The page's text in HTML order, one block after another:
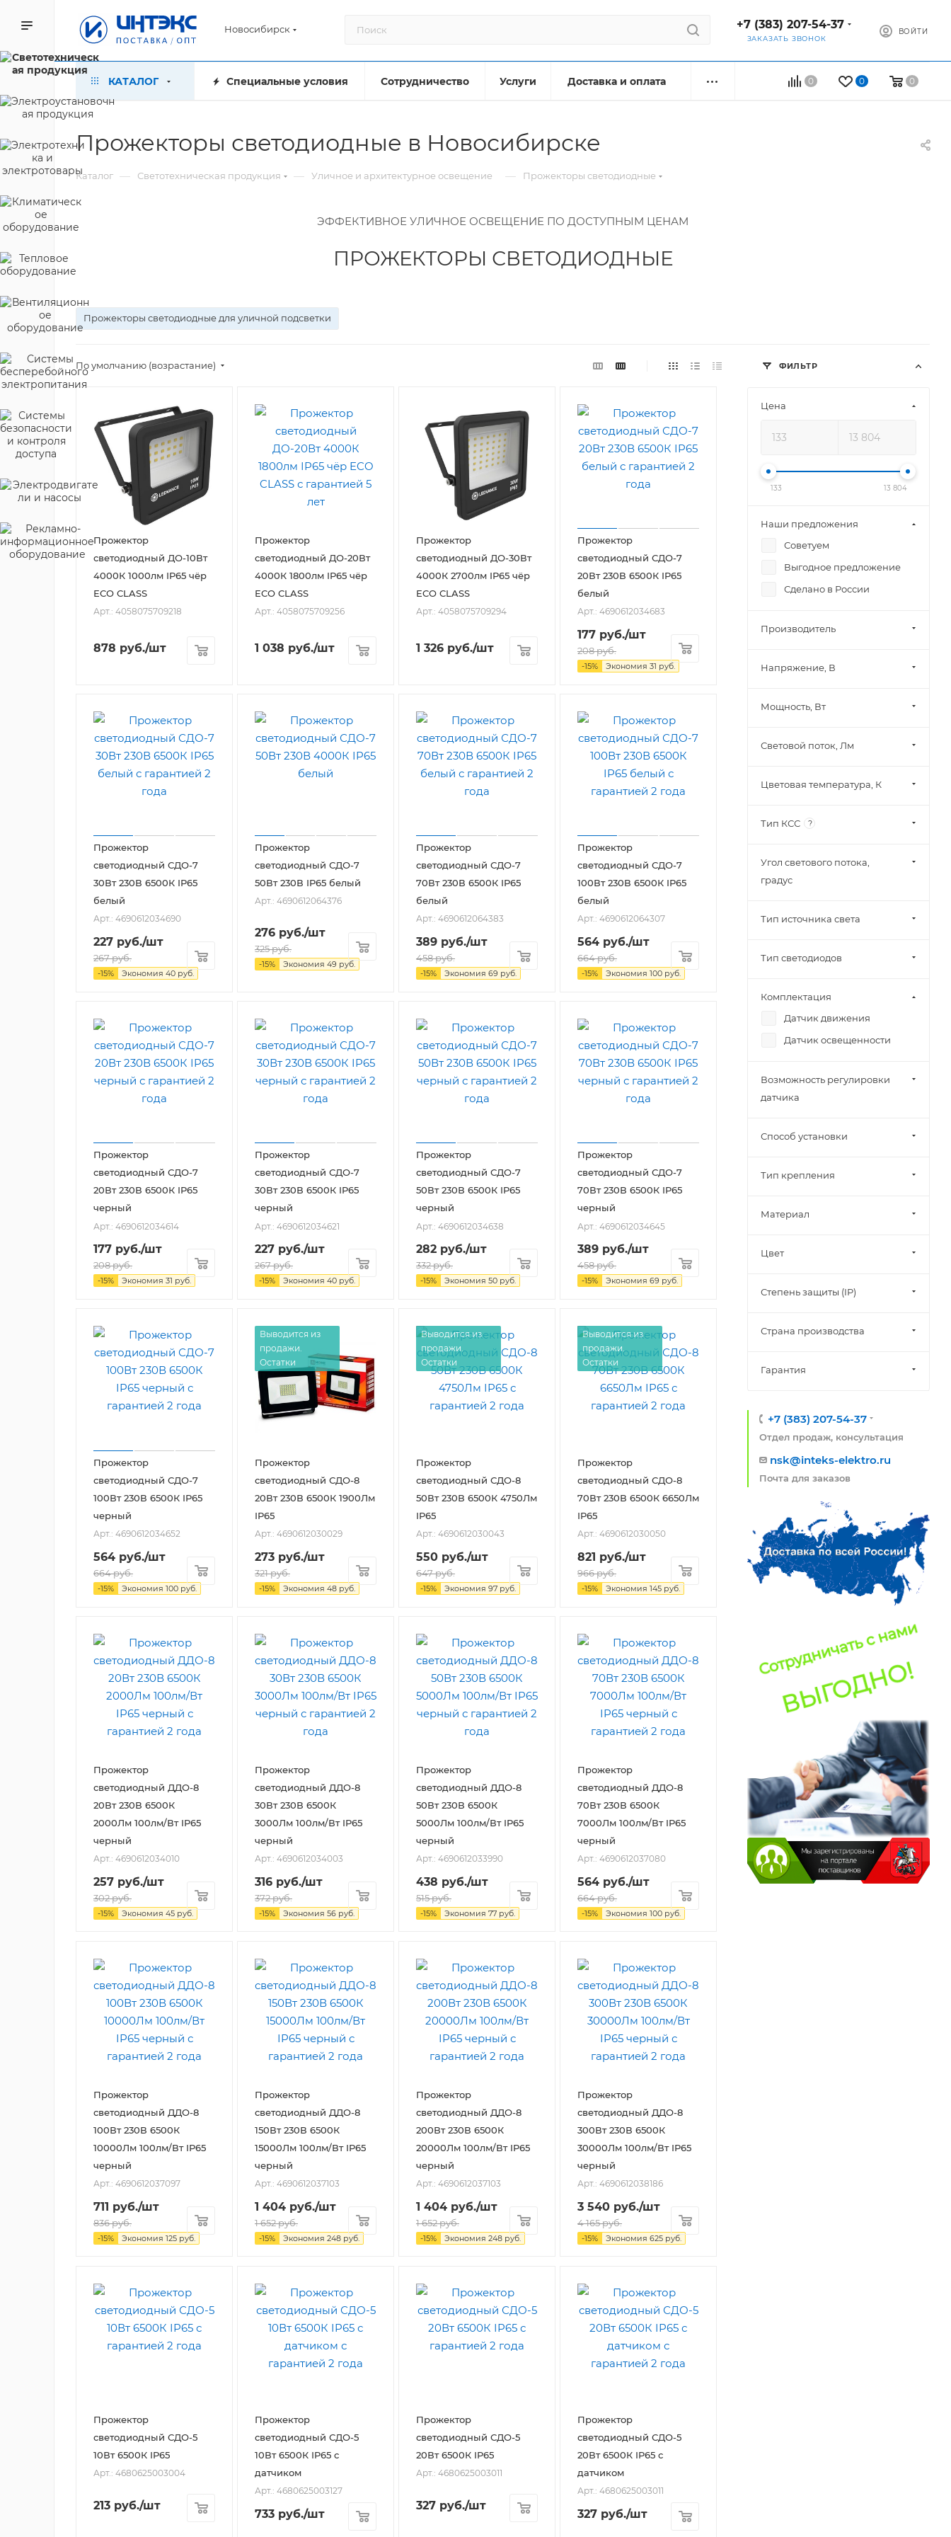
Новосибирск +7 (383) 207-54-37
ЗАКАЗАТЬ ЗВОНОК
ВОЙТИ
0 0 0
КАТАЛОГ Специальные условия Сотрудничество Услуги Доставка и оплата
Прожекторы светодиодные в Новосибирске
Каталог — Светотехническая продукция — Уличное и архитектурное освещение — Прожекторы светодиодные
ЭФФЕКТИВНОЕ УЛИЧНОЕ ОСВЕЩЕНИЕ ПО ДОСТУПНЫМ ЦЕНАМ
ПРОЖЕКТОРЫ СВЕТОДИОДНЫЕ
Прожекторы светодиодные для уличной подсветки
По умолчанию (возрастание)
Прожектор
светодиодный ДО-10Вт
4000К 1000лм IP65 чёр
ECO CLASS
Арт.: 4058075709218
878 руб./шт
Прожектор
светодиодный ДО-20Вт
4000К 1800лм IP65 чёр
ECO CLASS
Арт.: 4058075709256
1 038 руб./шт
Прожектор
светодиодный ДО-30Вт
4000К 2700лм IP65 чёр
ECO CLASS
Арт.: 4058075709294
1 326 руб./шт
Прожектор
светодиодный СДО-7
20Вт 230В 6500К IP65
белый
Арт.: 4690612034683
177 руб./шт
208руб.
-15% Экономия 31 руб.
Прожектор
светодиодный СДО-7
30Вт 230В 6500К IP65
белый
Арт.: 4690612034690
227 руб./шт
267руб.
-15% Экономия 40 руб.
Прожектор
светодиодный СДО-7
50Вт 230В IP65 белый
Арт.: 4690612064376
276 руб./шт
325руб.
-15% Экономия 49 руб.
Прожектор
светодиодный СДО-7
70Вт 230В 6500К IP65
белый
Арт.: 4690612064383
389 руб./шт
458руб.
-15% Экономия 69 руб.
Прожектор
светодиодный СДО-7
100Вт 230В 6500К IP65
белый
Арт.: 4690612064307
564 руб./шт
664руб.
-15% Экономия 100 руб.
Прожектор
светодиодный СДО-7
20Вт 230В 6500К IP65
черный
Арт.: 4690612034614
177 руб./шт
208руб.
-15% Экономия 31 руб.
Прожектор
светодиодный СДО-7
30Вт 230В 6500К IP65
черный
Арт.: 4690612034621
227 руб./шт
267руб.
-15% Экономия 40 руб.
Прожектор
светодиодный СДО-7
50Вт 230В 6500К IP65
черный
Арт.: 4690612034638
282 руб./шт
332руб.
-15% Экономия 50 руб.
Прожектор
светодиодный СДО-7
70Вт 230В 6500К IP65
черный
Арт.: 4690612034645
389 руб./шт
458руб.
-15% Экономия 69 руб.
Прожектор
светодиодный СДО-7
100Вт 230В 6500К IP65
черный
Арт.: 4690612034652
564 руб./шт
664руб.
-15% Экономия 100 руб.
Выводится из
продажи.
Остатки
Прожектор
светодиодный СДО-8
20Вт 230В 6500К 1900Лм
IP65
Арт.: 4690612030029
273 руб./шт
321руб.
-15% Экономия 48 руб.
Выводится из
продажи.
Остатки
Прожектор
светодиодный СДО-8
50Вт 230В 6500К 4750Лм
IP65
Арт.: 4690612030043
550 руб./шт
647руб.
-15% Экономия 97 руб.
Выводится из
продажи.
Остатки
Прожектор
светодиодный СДО-8
70Вт 230В 6500К 6650Лм
IP65
Арт.: 4690612030050
821 руб./шт
966руб.
-15% Экономия 145 руб.
Прожектор
светодиодный ДДО-8
20Вт 230В 6500К
2000Лм 100лм/Вт IP65
черный
Арт.: 4690612034010
257 руб./шт
302руб.
-15% Экономия 45 руб.
Прожектор
светодиодный ДДО-8
30Вт 230В 6500К
3000Лм 100лм/Вт IP65
черный
Арт.: 4690612034003
316 руб./шт
372руб.
-15% Экономия 56 руб.
Прожектор
светодиодный ДДО-8
50Вт 230В 6500К
5000Лм 100лм/Вт IP65
черный
Арт.: 4690612033990
438 руб./шт
515руб.
-15% Экономия 77 руб.
Прожектор
светодиодный ДДО-8
70Вт 230В 6500К
7000Лм 100лм/Вт IP65
черный
Арт.: 4690612037080
564 руб./шт
664руб.
-15% Экономия 100 руб.
Прожектор
светодиодный ДДО-8
100Вт 230В 6500К
10000Лм 100лм/Вт IP65
черный
Арт.: 4690612037097
711 руб./шт
836руб.
-15% Экономия 125 руб.
Прожектор
светодиодный ДДО-8
150Вт 230В 6500К
15000Лм 100лм/Вт IP65
черный
Арт.: 4690612037103
1 404 руб./шт
1 652руб.
-15% Экономия 248 руб.
Прожектор
светодиодный ДДО-8
200Вт 230В 6500К
20000Лм 100лм/Вт IP65
черный
Арт.: 4690612037103
1 404 руб./шт
1 652руб.
-15% Экономия 248 руб.
Прожектор
светодиодный ДДО-8
300Вт 230В 6500К
30000Лм 100лм/Вт IP65
черный
Арт.: 4690612038186
3 540 руб./шт
4 165руб.
-15% Экономия 625 руб.
Прожектор
светодиодный СДО-5
10Вт 6500К IP65
Арт.: 4680625003004
213 руб./шт
Прожектор
светодиодный СДО-5
10Вт 6500К IP65 с
датчиком
Арт.: 4680625003127
733 руб./шт
Прожектор
светодиодный СДО-5
20Вт 6500К IP65
Арт.: 4680625003011
327 руб./шт
Прожектор
светодиодный СДО-5
20Вт 6500К IP65 с
датчиком
Арт.: 4680625003011
327 руб./шт
ФИЛЬТР
Цена
133 13 804
Наши предложения
Советуем
Выгодное предложение
Сделано в России
Производитель
Напряжение, В
Мощность, Вт
Световой поток, Лм
Цветовая температура, К
Тип КСС ?
Угол светового потока,
градус
Тип источника света
Тип светодиодов
Комплектация
Датчик движения
Датчик освещенности
Возможность регулировки
датчика
Способ установки
Тип крепления
Материал
Цвет
Степень защиты (IP)
Страна производства
Гарантия
+7 (383) 207-54-37
Отдел продаж, консультация
nsk@inteks-elektro.ru
Почта для заказов